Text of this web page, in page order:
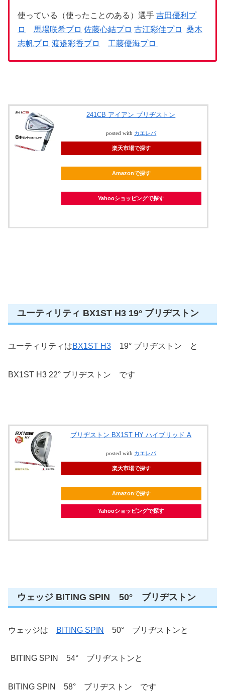
使っている（使ったことのある）選手 吉田優利プ
ロ
馬場咲希プロ 佐藤心結プロ 古江彩佳プロ
桑木
志帆プロ 渡邉彩香プロ 工藤優海プロ
241CB アイアン ブリヂストン
posted with カエレバ
楽天市場で探す
Amazonで探す
Yahooショッピングで探す
ユーティリティ BX1ST H3 19° ブリヂストン
ユーティリティはBX1ST H3 19° ブリヂストン と
BX1ST H3 22° ブリヂストン です
ブリヂストン BX1ST HY ハイブリッド A
posted with カエレバ
楽天市場で探す
Amazonで探す
Yahooショッピングで探す
ウェッジ BITING SPIN 50° ブリヂストン
ウェッジは BITING SPIN 50° ブリヂストンと
BITING SPIN 54° ブリヂストンと
BITING SPIN 58° ブリヂストン です